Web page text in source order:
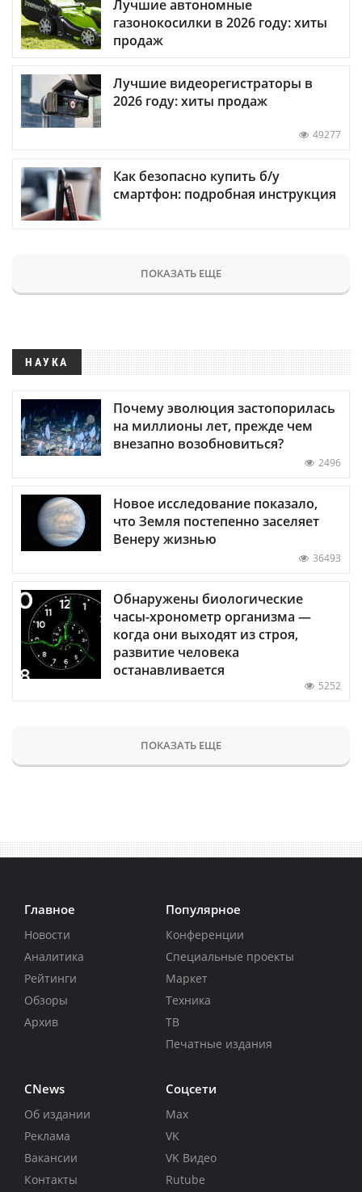
Лучшие автономные
газонокосилки в 2026 году: хиты
продаж
Лучшие видеорегистраторы в
2026 году: хиты продаж
49277
Как безопасно купить б/у
смартфон: подробная инструкция
ПОКАЗАТЬ ЕЩЕ
НАУКА
Почему эволюция застопорилась
на миллионы лет, прежде чем
внезапно возобновиться?
2496
Новое исследование показало,
что Земля постепенно заселяет
Венеру жизнью
36493
Обнаружены биологические
часы-хронометр организма —
когда они выходят из строя,
развитие человека
останавливается
5252
ПОКАЗАТЬ ЕЩЕ
Главное
Новости
Аналитика
Рейтинги
Обзоры
Архив
Популярное
Конференции
Специальные проекты
Маркет
Техника
ТВ
Печатные издания
CNews
Об издании
Реклама
Вакансии
Контакты
Соцсети
Max
VK
VK Видео
Rutube